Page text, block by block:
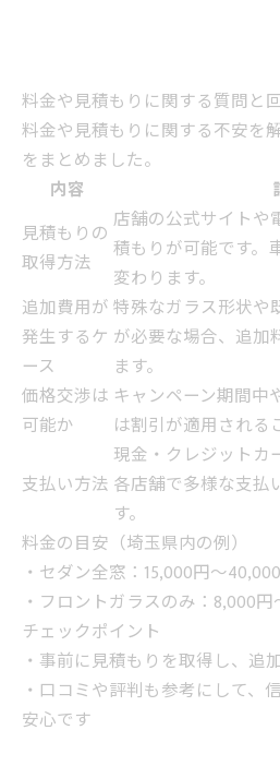
料金や見積もりに関する質問と
料金や見積もりに関する不安を
をまとめました。
内容
見積もりの
取得方法
店舗の公式サイトや
積もりが可能です。
変わります。
追加費用が
発生するケ
ース
特殊なガラス形状や
が必要な場合、追加
ます。
価格交渉は
可能か
キャンペーン期間中
は割引が適用される
支払い方法
現金・クレジットカ
各店舗で多様な支払
す。
料金の目安（埼玉県内の例）
・セダン全窓：15,000円～
・フロントガラスのみ：8,000円
チェックポイント
・事前に見積もりを取得し、追
・口コミや評判も参考にして、
安心です